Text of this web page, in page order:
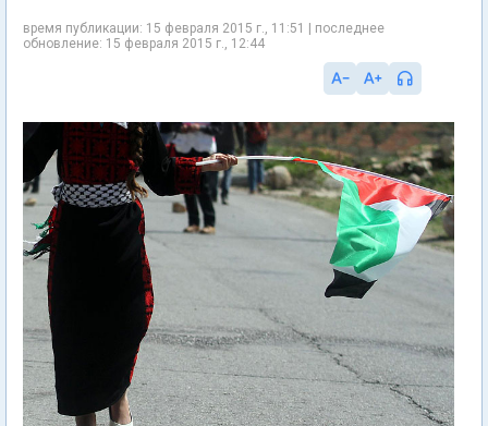
время публикации: 15 февраля 2015 г., 11:51 | последнее
обновление: 15 февраля 2015 г., 12:44